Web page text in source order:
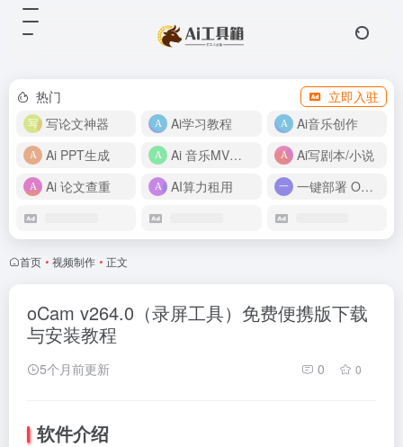
热门
立即入驻
写论文神器
Ai学习教程
Ai音乐创作
Ai PPT生成
Ai 音乐MV制作
Ai写剧本/小说
Ai 论文查重
AI算力租用 一键部署 OpenClaw
首页 • 视频制作 • 正文
oCam v264.0（录屏工具）免费便携版下载
与安装教程
5个月前更新 0 0
软件介绍